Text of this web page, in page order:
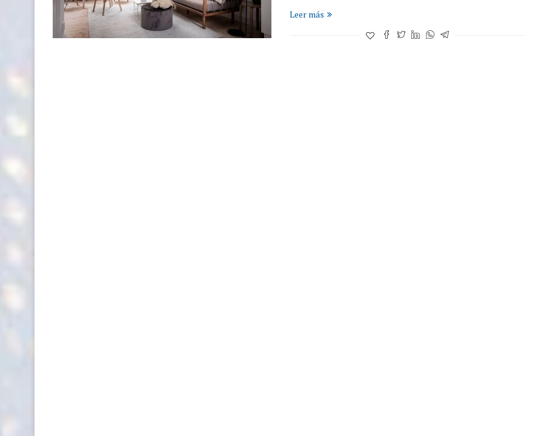
Leer más